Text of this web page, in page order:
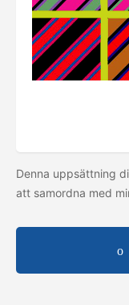
Denna uppsättning
att samordna med